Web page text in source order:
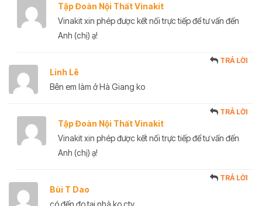
Tập Đoàn Nội Thất Vinakit
Vinakit xin phép được kết nối trực tiếp để tư vấn đến
Anh (chị) ạ!
Linh Lê
TRẢ LỜI
Bên em làm ở Hà Giang ko
Tập Đoàn Nội Thất Vinakit
TRẢ LỜI
Vinakit xin phép được kết nối trực tiếp để tư vấn đến
Anh (chị) ạ!
Bùi T Dao
TRẢ LỜI
có đến đo tại nhà ko cty